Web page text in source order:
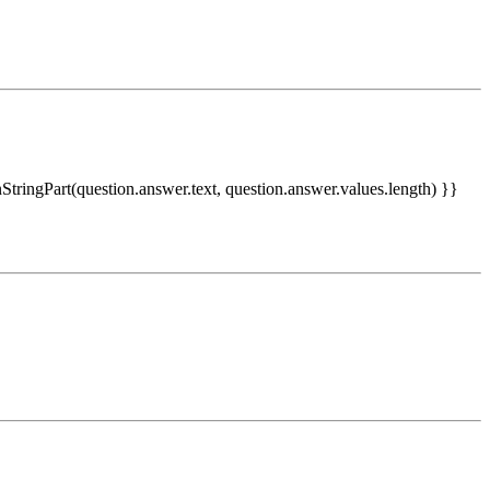
question.answer.values.length) }}